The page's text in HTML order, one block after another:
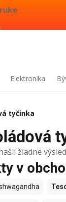
Elektronika
tyčinka
žiadne
v